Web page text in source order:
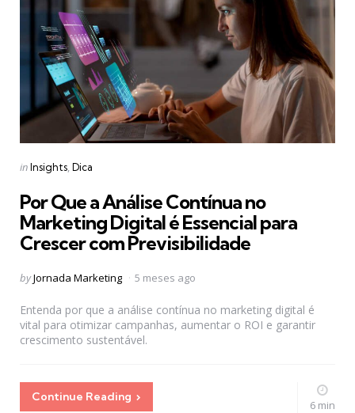
Categories
Posted
inInsights Dica
Por Que a Análise Contínua no
Marketing Digital é Essencial para
Crescer com Previsibilidade
Posted
byJornada Marketing 5 meses ago
Entenda por que a análise contínua no marketing digital é
vital para otimizar campanhas, aumentar o ROI e garantir
crescimento sustentável.
Continue Reading
6 min